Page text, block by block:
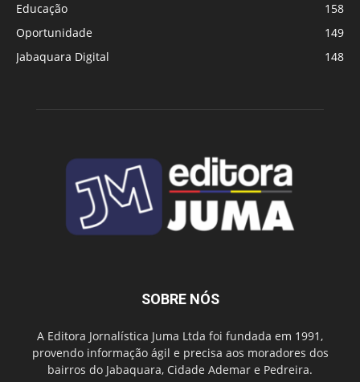
Educação
158
Oportunidade
149
Jabaquara Digital
148
SOBRE NÓS
A Editora Jornalística Juma Ltda foi fundada em 1991,
provendo informação ágil e precisa aos moradores dos
bairros do Jabaquara, Cidade Ademar e Pedreira.